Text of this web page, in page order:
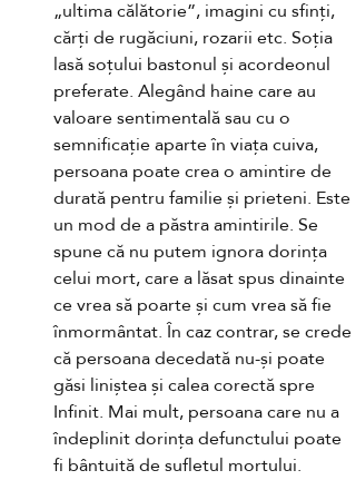
„ultima călătorie”, imagini cu sfinți,
cărți de rugăciuni, rozarii etc. Soția
lasă soțului bastonul și acordeonul
preferate. Alegând haine care au
valoare sentimentală sau cu o
semnificație aparte în viața cuiva,
persoana poate crea o amintire de
durată pentru familie și prieteni. Este
un mod de a păstra amintirile. Se
spune că nu putem ignora dorința
celui mort, care a lăsat spus dinainte
ce vrea să poarte și cum vrea să fie
înmormântat. În caz contrar, se crede
că persoana decedată nu-și poate
găsi liniștea și calea corectă spre
Infinit. Mai mult, persoana care nu a
îndeplinit dorința defunctului poate
fi bântuită de sufletul mortului.